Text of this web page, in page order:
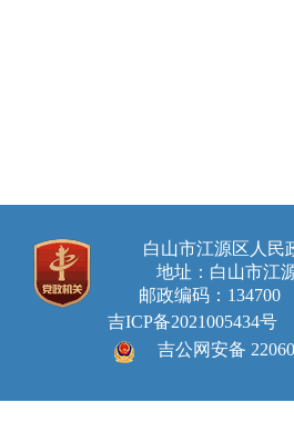
白山市江源区人
地址：白山市江
邮政编码：134700
吉ICP备2021005434号
吉公网安备